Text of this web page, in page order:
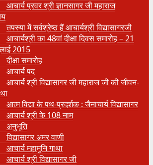
आचार्य प्रवर श्री ज्ञानसागर जी महाराज
तपस्या में सर्वश्रेष्ठ हैं आचार्यश्री विद्यासागरजी
आचार्यश्री का 48वां दीक्षा दिवस समारोह – 21
2015
दीक्षा समारोह
आचार्य पद
आचार्य श्री विद्यासागर जी महाराज जी की जीवन-
आत्म विद्या के पथ-प्रदर्शक : जैनाचार्य विद्यासागर
आचार्य श्री के 108 नाम
अनुभूति
विद्यासागर अमर वाणी
आचार्य महामुनि गाथा
आचार्य श्री विद्यासागर जी